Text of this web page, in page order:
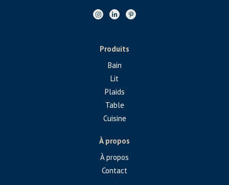
Produits
Bain
Lit
Plaids
Table
Cuisine
À propos
À propos
Contact